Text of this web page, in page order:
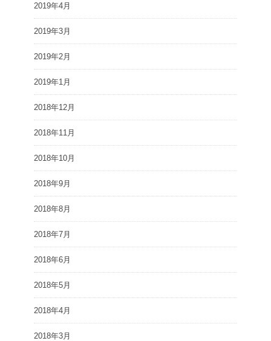
2019年4月
2019年3月
2019年2月
2019年1月
2018年12月
2018年11月
2018年10月
2018年9月
2018年8月
2018年7月
2018年6月
2018年5月
2018年4月
2018年3月